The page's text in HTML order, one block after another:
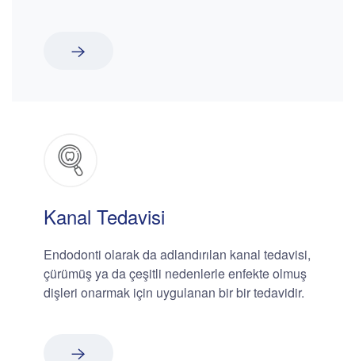
Kanal Tedavisi
Endodonti olarak da adlandırılan kanal tedavisi,
çürümüş ya da çeşitli nedenlerle enfekte olmuş
dişleri onarmak için uygulanan bir bir tedavidir.